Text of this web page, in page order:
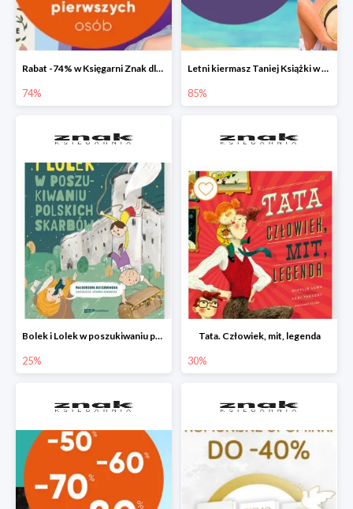
Rabat -74% w Księgarni Znak dla 100 pierwszych osób!
74%
Letni kiermasz Taniej Książki w Ksiegarni Znak do -85%!
85%
Bolek i Lolek w poszukiwaniu polskich skarbów
25%
Tata. Człowiek, mit, legenda
30%